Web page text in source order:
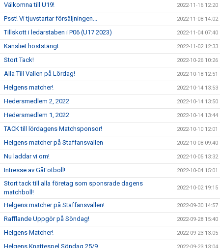
Välkomna till U19! 2022-11-16 12:20
Psst! Vi tjuvstartar försäljningen... 2022-11-08 14:02
Tillskott i ledarstaben i P06 (U17 2023) 2022-11-04 07:40
Kansliet höststängt 2022-11-02 12:33
Stort Tack! 2022-10-26 10:26
Alla Till Vallen på Lördag! 2022-10-18 12:51
Helgens matcher! 2022-10-14 13:53
Hedersmedlem 2, 2022 2022-10-14 13:50
Hedersmedlem 1, 2022 2022-10-14 13:44
TACK till lördagens Matchsponsor! 2022-10-10 12:01
Helgens matcher på Staffansvallen 2022-10-08 09:40
Nu laddar vi om! 2022-10-05 13:32
Intresse av GåFotboll! 2022-10-04 15:01
Stort tack till alla företag som sponsrade dagens
matchboll!
2022-10-02 19:15
Helgens matcher på Staffansvallen! 2022-09-30 14:57
Rafflande Uppgör på Söndag! 2022-09-28 15:40
Helgens Matcher! 2022-09-23 13:05
Helgens Knattespel Söndag 25/9 2022-09-23 13:04